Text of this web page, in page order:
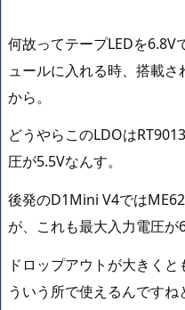
何故ってテープLEDを
ュールに入れる時、搭載
から。
どうやらこのLDOは
圧が5.5Vなんす。
後発のD1Mini V4では
が、これも最大入力電圧が
ドロップアウトが大きく
ういう所で使えるんですね